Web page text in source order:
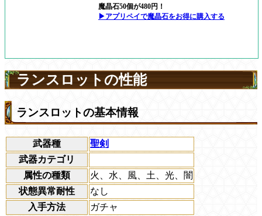
魔晶石50個が480円！
▶アプリペイで魔晶石をお得に購入する
ランスロットの性能
ランスロットの基本情報
武器種
聖剣
武器カテゴリ
属性の種類
火、水、風、土、光、闇
状態異常耐性
なし
入手方法
ガチャ